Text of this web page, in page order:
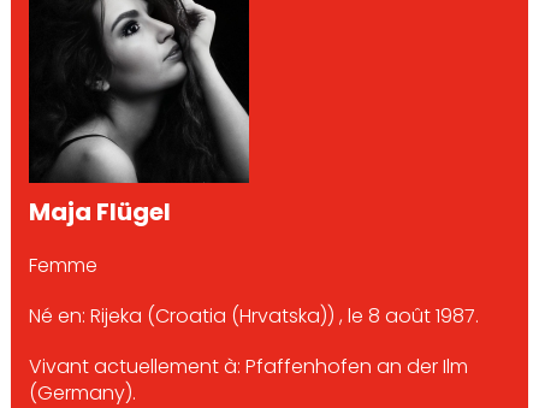
Maja Flügel
Femme
Né en: Rijeka (Croatia (Hrvatska)) , le 8 août 1987.
Vivant actuellement à: Pfaffenhofen an der Ilm
(Germany).